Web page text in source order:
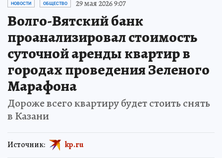
НОВОСТИ ОБЩЕСТВО 29 мая 2026 9:07
Волго-Вятский банк
проанализировал стоимость
суточной аренды квартир в
городах проведения Зеленого
Марафона
Дороже всего квартиру будет стоить снять
в Казани
Источник: kp.ru